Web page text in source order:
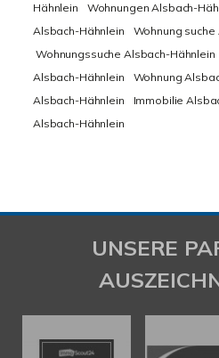
Hähnlein
Wohnungen Alsbach-
Alsbach-Hähnlein
Wohnung
Wohnungssuche Alsbach-Hähnlein
Alsbach-Hähnlein
Wohnung
Alsbach-Hähnlein
Immobilie
Alsbach-Hähnlein
UNSERE